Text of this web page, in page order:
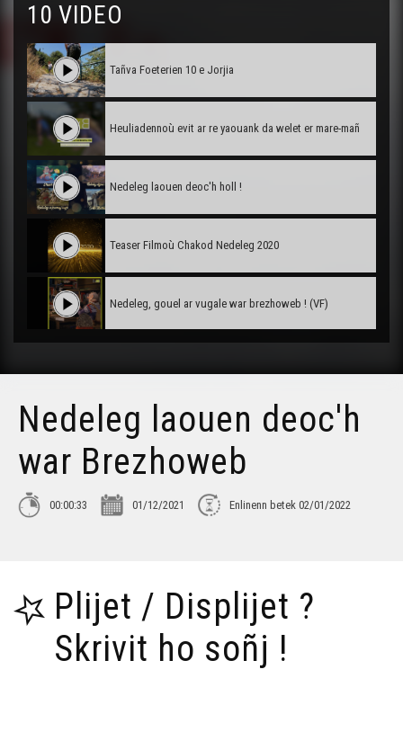
10 VIDEO
Tañva Foeterien 10 e Jorjia
Heuliadennoù evit ar re yaouank da welet er mare-mañ
Nedeleg laouen deoc'h holl !
Teaser Filmoù Chakod Nedeleg 2020
Nedeleg, gouel ar vugale war brezhoweb ! (VF)
Diskouezadeg Kastell Kerguéhennec
Tañva, Foeterien 9 e Sardinia
Nedeleg laouen deoc'h
war Brezhoweb
00:00:33 01/12/2021 Enlinenn betek 02/01/2022
Plijet / Displijet ?
Skrivit ho soñj !